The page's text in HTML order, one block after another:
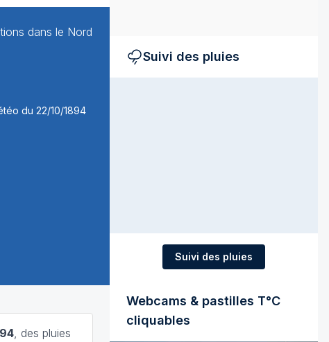
dans le Nord
, des pluies
Suivi des pluies
Suivi des pluies
Webcams & pastilles T°C
cliquables